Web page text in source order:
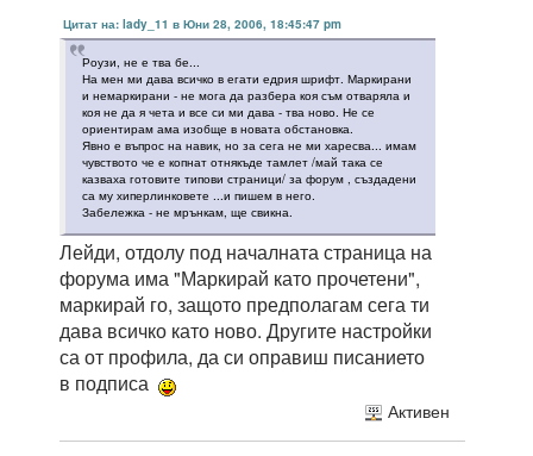
Цитат на: lady_11 в Юни 28, 2006, 18:45:47 pm
Роузи, не е тва бе...
На мен ми дава всичко в егати едрия шрифт. Маркирани
и немаркирани - не мога да разбера коя съм отваряла и
коя не да я чета и все си ми дава - тва ново. Не се
ориентирам ама изобще в новата обстановка.
Явно е въпрос на навик, но за сега не ми харесва... имам
чувството че е копнат отнякъде тамлет /май така се
казваха готовите типови страници/ за форум , създадени
са му хиперлинковете ...и пишем в него.
Забележка - не мрънкам, ще свикна.
Лейди, отдолу под началната страница на
форума има "Маркирай като прочетени",
маркирай го, защото предполагам сега ти
дава всичко като ново. Другите настройки
са от профила, да си оправиш писанието
в подписа
Активен